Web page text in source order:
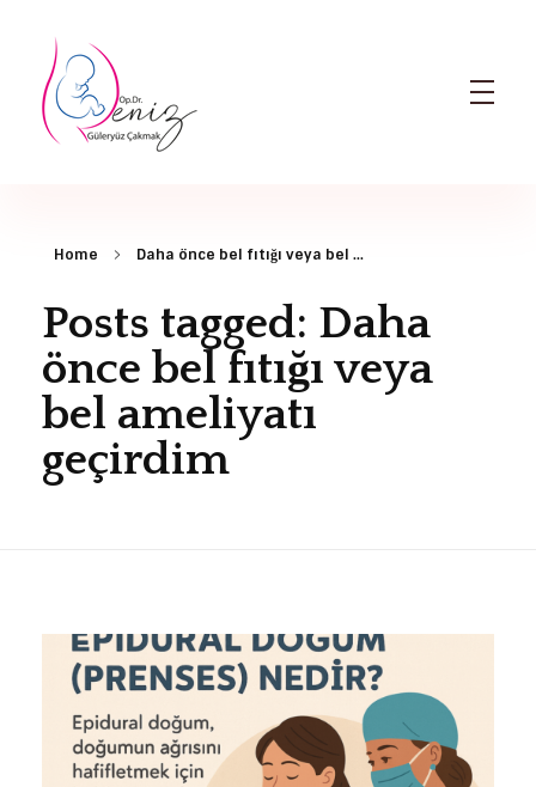
Home Daha önce bel fıtığı veya bel ...
Posts tagged: Daha
önce bel fıtığı veya
bel ameliyatı
geçirdim